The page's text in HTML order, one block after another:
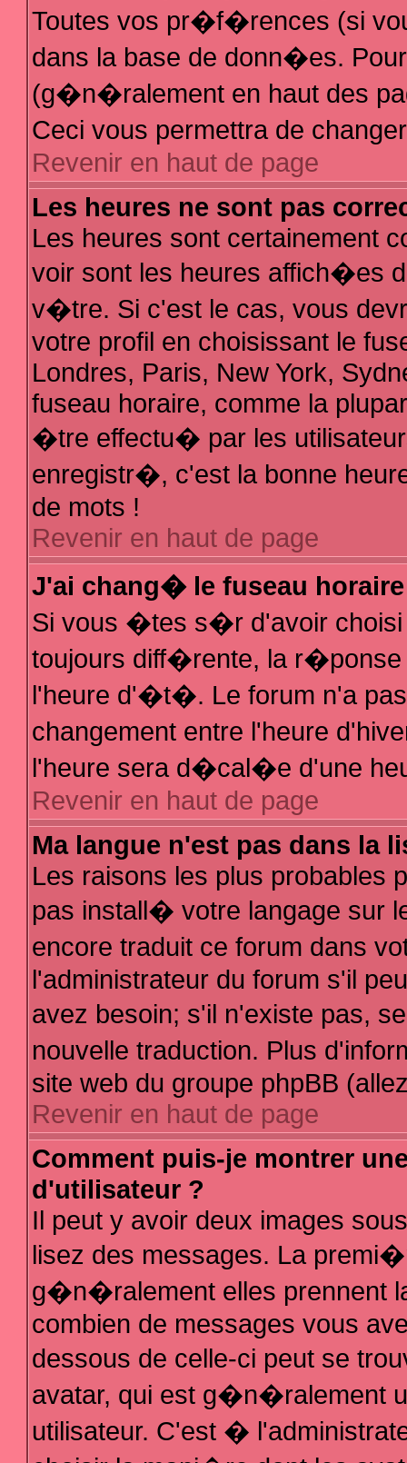
Toutes vos pr�f�rences (si
dans la base de donn�es.
(g�n�ralement en haut des
Ceci vous permettra de
Revenir en haut de page
Les heures ne sont pas
Les heures sont certainement
voir sont les heures affich�es
v�tre. Si c'est le cas, vous
votre profil en choisissant le
Londres, Paris, New York,
fuseau horaire, comme la
�tre effectu� par les
enregistr�, c'est la bonne
de mots !
Revenir en haut de page
J'ai chang� le fuseau
Si vous �tes s�r d'avoir choisi
toujours diff�rente, la
l'heure d'�t�. Le forum n'a
changement entre l'heure
l'heure sera d�cal�e d'une
Revenir en haut de page
Ma langue n'est pas dans la
Les raisons les plus probables
pas install� votre langage sur
encore traduit ce forum dans
l'administrateur du forum s'il
avez besoin; s'il n'existe pas,
nouvelle traduction. Plus
site web du groupe phpBB
Revenir en haut de page
Comment puis-je montrer
d'utilisateur ?
Il peut y avoir deux images
lisez des messages. La
g�n�ralement elles prennent
combien de messages vous
dessous de celle-ci peut se
avatar, qui est g�n�ralement
utilisateur. C'est �